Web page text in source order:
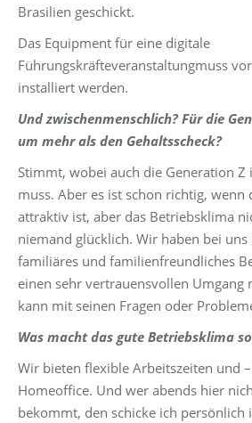
Brasilien geschickt.
Das Equipment für eine digitale
Führungskräfteveranstaltungmuss
installiert werden.
Und zwischenmenschlich? Für die
um mehr als den Gehaltsscheck?
Stimmt, wobei auch die Generation Z
muss. Aber es ist schon richtig, wenn
attraktiv ist, aber das Betriebsklima
niemand glücklich. Wir haben bei uns
familiäres und familienfreundliches
einen sehr vertrauensvollen Umgang
kann mit seinen Fragen oder
Was macht das gute Betriebsklima
Wir bieten flexible Arbeitszeiten und
Homeoffice. Und wer abends hier
bekommt, den schicke ich persönlich